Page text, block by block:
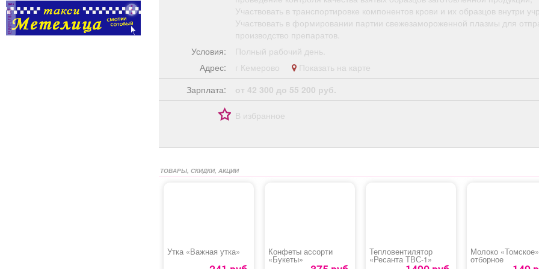
размере
года и
реклама
Участвовать в транспортировке компонентов крови и их образцов внутри
Участвовать в формировании партии свежезамороженной плазмы для
производство препаратов.
Условия:
Полный рабочий день.
Адрес:
г Кемерово
Показать на карте
Зарплата:
от 42 300 до 55 200 руб.
В избранное
ТОВАРЫ, СКИДКИ, АКЦИИ
Утка «Важная утка» Конфеты ассорти
«Букеты»
Тепловентилятор
«Ресанта ТВС-1»
Молоко
отборное